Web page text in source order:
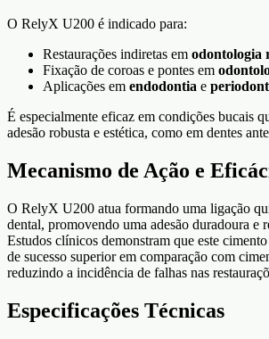
O RelyX U200 é indicado para:
Restaurações indiretas em odontologia
Fixação de coroas e pontes em
Aplicações em endodontia e
É especialmente eficaz em condições bucais
adesão robusta e estética, como em dentes
Mecanismo de Ação e
O RelyX U200 atua formando uma ligação
dental, promovendo uma adesão duradoura e
Estudos clínicos demonstram que este
de sucesso superior em comparação com
reduzindo a incidência de falhas nas
Especificações Técnicas